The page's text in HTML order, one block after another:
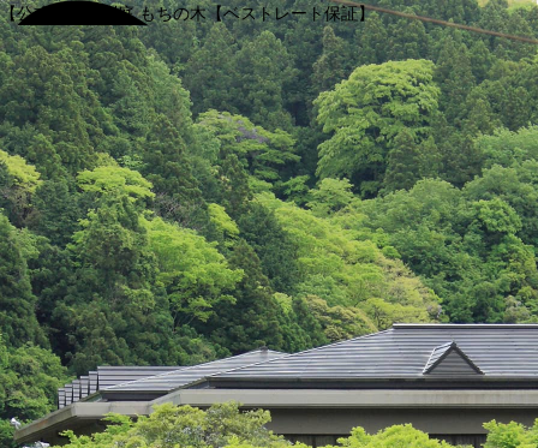
【公式】渓谷別庭 もちの木【ベストレート保証】